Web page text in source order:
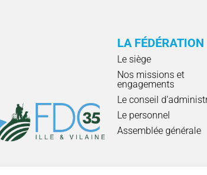
LA FÉDÉRATION
Le siège
Nos missions et
engagements
Le conseil
Le personnel
Assemblée générale